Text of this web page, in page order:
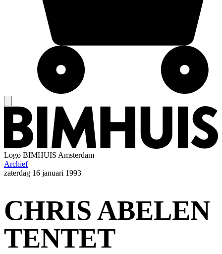
Logo BIMHUIS Amsterdam
Archief
zaterdag 16 januari 1993
CHRIS ABELEN
TENTET